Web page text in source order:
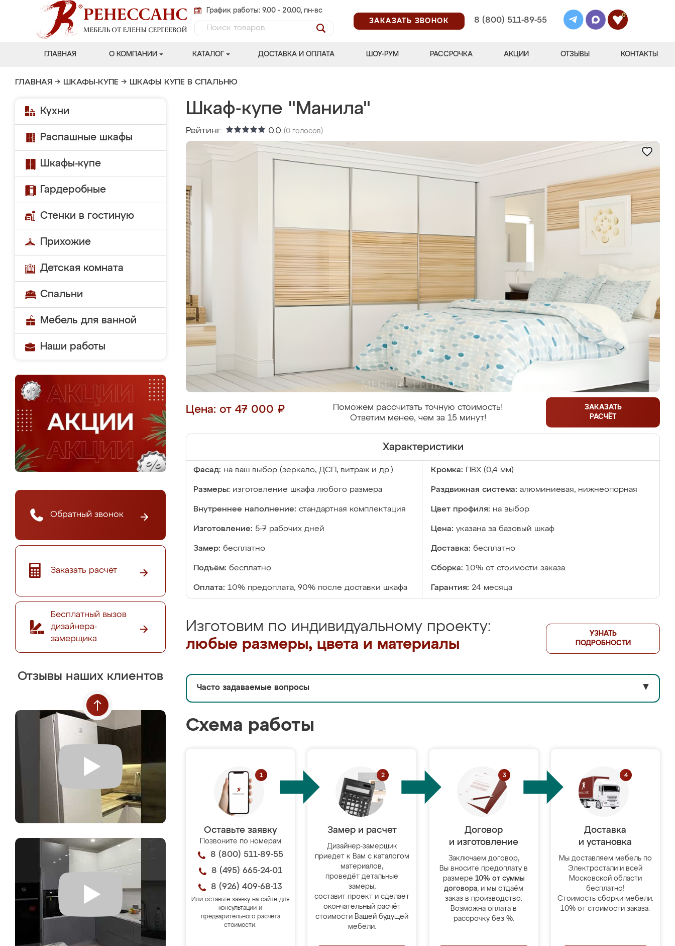
График работы: 9.00 - 20.00, пн-вс
ЗАКАЗАТЬ ЗВОНОК
8 (800) 511-89-55
0
ГЛАВНАЯ О КОМПАНИИ КАТАЛОГ ДОСТАВКА И ОПЛАТА ШОУ-РУМ РАССРОЧКА АКЦИИ ОТЗЫВЫ КОНТАКТЫ
ГЛАВНАЯ → ШКАФЫ-КУПЕ → ШКАФЫ КУПЕ В СПАЛЬНЮ
Кухни
Распашные шкафы
Шкафы-купе
Гардеробные
Стенки в гостиную
Прихожие
Детская комната
Спальни
Мебель для ванной
Наши работы
Обратный звонок
Заказать расчёт
Бесплатный вызов
дизайнера-
замерщика
Отзывы наших клиентов
Шкаф-купе "Манила"
Рейтинг: 0.0 (0 голосов)
Цена: от 47 000 ₽
Поможем рассчитать точную стоимость!
Ответим менее, чем за 15 минут!
ЗАКАЗАТЬ
РАСЧЁТ
Характеристики
Фасад: на ваш выбор (зеркало, ДСП, витраж и др.) Кромка: ПВХ (0,4 мм)
Размеры: изготовление шкафа любого размера Раздвижная система: алюминиевая, нижнеопорная
Внутреннее наполнение: стандартная комплектация Цвет профиля: на выбор
Изготовление: 5-7 рабочих дней Цена: указана за базовый шкаф
Замер: бесплатно Доставка: бесплатно
Подъём: бесплатно Сборка: 10% от стоимости заказа
Оплата: 10% предоплата, 90% после доставки шкафа Гарантия: 24 месяца
Изготовим по индивидуальному проекту:
любые размеры, цвета и материалы
УЗНАТЬ
ПОДРОБНОСТИ
Часто задаваемые вопросы ▼
Схема работы
Оставьте заявку
Позвоните по номерам
8 (800) 511-89-55
8 (495) 665-24-01
8 (926) 409-68-13
Или оставьте заявку на сайте для
консультации и
предварительного расчёта
стоимости.
Замер и расчет
Дизайнер-замерщик
приедет к Вам с каталогом
материалов,
проведёт детальные
замеры,
составит проект и сделает
окончательный расчёт
стоимости Вашей будущей
мебели.
Договор
и изготовление
Заключаем договор,
Вы вносите предоплату в
размере 10% от суммы
договора, и мы отдаём
заказ в производство.
Возможна оплата в
рассрочку без %.
Доставка
и установка
Мы доставляем мебель по
Электростали и всей
Московской области
бесплатно!
Стоимость сборки мебели:
10% от стоимости заказа.